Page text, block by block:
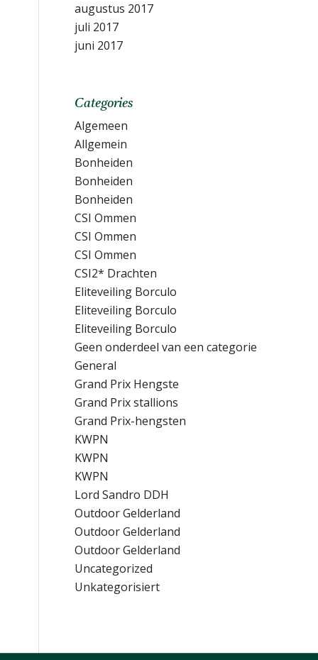
augustus 2017
juli 2017
juni 2017
Categories
Algemeen
Allgemein
Bonheiden
Bonheiden
Bonheiden
CSI Ommen
CSI Ommen
CSI Ommen
CSI2* Drachten
Eliteveiling Borculo
Eliteveiling Borculo
Eliteveiling Borculo
Geen onderdeel van een categorie
General
Grand Prix Hengste
Grand Prix stallions
Grand Prix-hengsten
KWPN
KWPN
KWPN
Lord Sandro DDH
Outdoor Gelderland
Outdoor Gelderland
Outdoor Gelderland
Uncategorized
Unkategorisiert